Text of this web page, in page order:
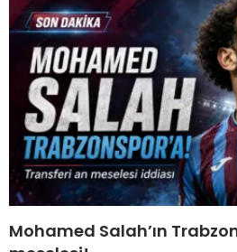
Mohamed Salah’ın